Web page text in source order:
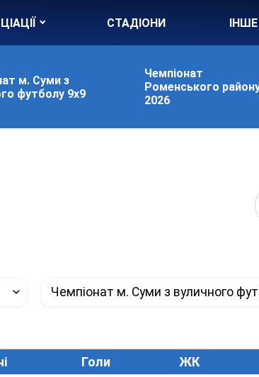
СТАДІОНИ ІНШЕ
м. Суми з
футболу 9х9
Чемпіонат
Роменського
2026
Чемпіонат м. Суми з вуличного
Голи ЖК